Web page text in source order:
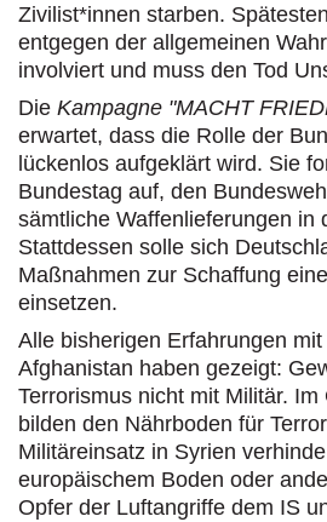
Zivilist*innen starben.
entgegen der allgemeinen
involviert und muss den Tod
Die Kampagne "MACHT
erwartet, dass die Rolle der
lückenlos aufgeklärt wird. Sie
Bundestag auf, den
sämtliche Waffenlieferungen in
Stattdessen solle sich
Maßnahmen zur Schaffung
einsetzen.
Alle bisherigen Erfahrungen
Afghanistan haben gezeigt:
Terrorismus nicht mit Militär.
bilden den Nährboden für
Militäreinsatz in Syrien
europäischem Boden oder
Opfer der Luftangriffe dem IS